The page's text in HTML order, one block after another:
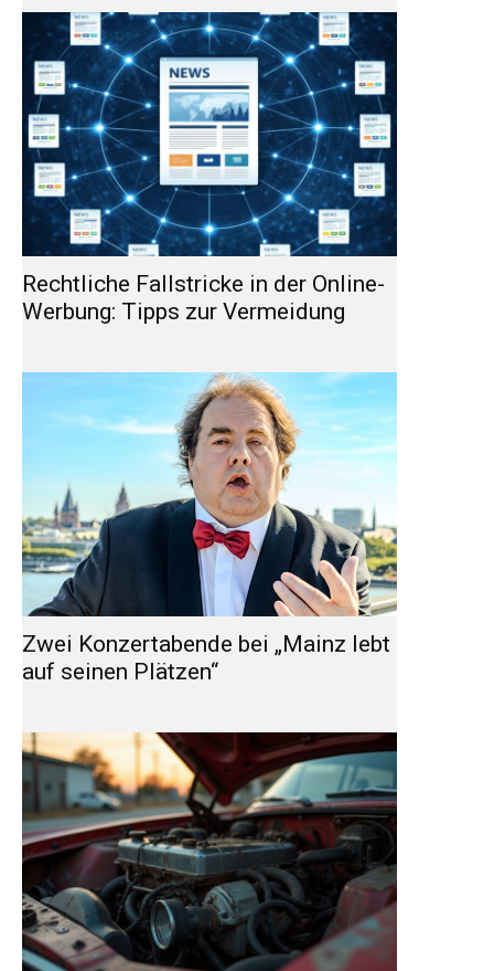
Rechtliche Fallstricke in der Online-
Werbung: Tipps zur Vermeidung
Zwei Konzertabende bei „Mainz lebt
auf seinen Plätzen“